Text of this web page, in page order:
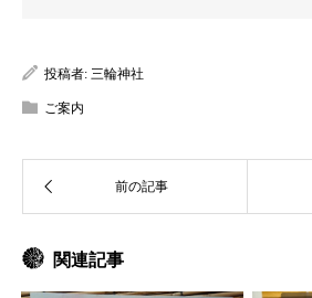
投稿者: 三輪神社
ご案内
関連記事